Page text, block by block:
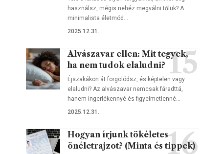
használsz, mégis nehéz megválni tőlük? A
minimalista életmód…
2025.12.31.
Alvászavar ellen: Mit tegyek,
ha nem tudok elaludni?
Éjszakákon át forgolódsz, és képtelen vagy
elaludni? Az alvászavar nemcsak fáradttá,
hanem ingerlékennyé és figyelmetlenné…
2025.12.31.
Hogyan írjunk tökéletes
önéletrajzot? (Minta és tippek)